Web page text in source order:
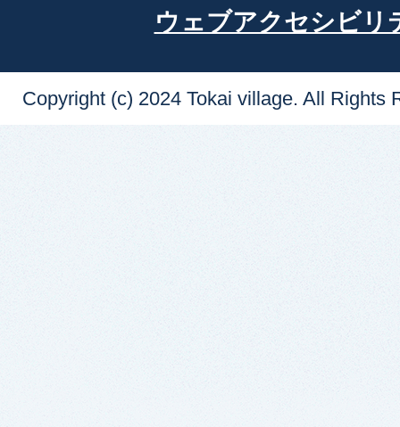
ウェブアクセシビリ
Copyright (c) 2024 Tokai village. All Rights